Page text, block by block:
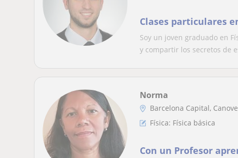
Clases particulares
Soy un joven graduado en
y compartir los secretos de
Norma
Barcelona Capital,
Física: Física básica
Con un Profesor